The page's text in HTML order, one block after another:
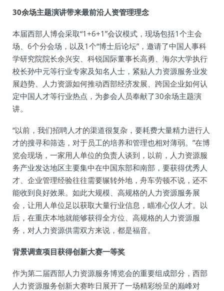
30余场主题演讲带来最前沿人资管理理念
本届西部人博会采取“1+6+1”会议模式，现场包括1个主会
场、6个分会场，以及1个“博士后论坛”，邀请了中国人事科
学研究院院长余兴安、科锐国际董事长高勇、海尔大学执行
校长孙中元等行业专家及知名人士，紧贴人力资源服务业发
展趋势、人力资源如何推动西部经济发展、跨国企业如何认
定中国人才等行业热点，为参会人员奉献了30余场主题演
讲。
“以前，我们招聘人才的渠道很复杂，要耗费大量精力进行人
才的搜寻和筛选，对于员工的培养和管理也相对薄弱。”在博
览会现场，一家用人单位的负责人谈到，以前，人力资源服
务产业发达地区主要集中在中国东部和南部，要获得优秀人
才、企业管理经验往往需要辗转外地，舟车劳顿不说，还不
能收到良好效果。如此大规模、高规格的人力资源服务展
会，让用人单位足以获取大量行业信息，瞄准心仪人才。以
后，在重庆本地就能够获得全方位、高规格的人力资源服
务，对人力资源供需双方来说，都是福音。
背景调查项目获得创新大赛一等奖
作为第二届西部人力资源服务博览会的重要组成部分，西部
人力资源服务创新大赛昨日展开了一场精彩纷呈的巅峰对